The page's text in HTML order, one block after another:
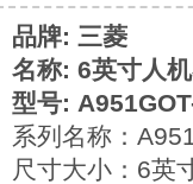
品牌: 三菱
名称: 6英寸人
型号:
系列名称：
尺寸大小：6英